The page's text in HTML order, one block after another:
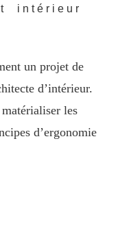
intérieur
un projet de
d’intérieur.
les
d’ergonomie